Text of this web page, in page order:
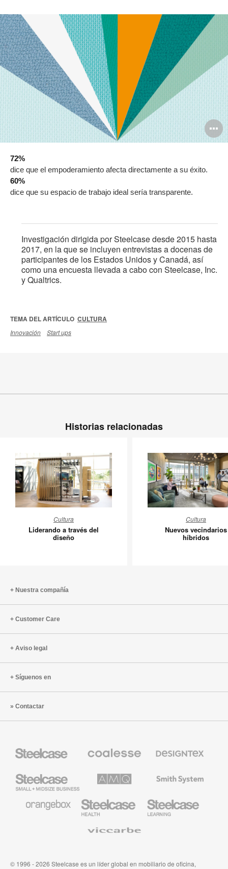
72%
dice que el empoderamiento afecta directamente a su éxito.
60%
dice que su espacio de trabajo ideal sería transparente.
Investigación dirigida por Steelcase desde 2015 hasta
2017, en la que se incluyen entrevistas a docenas de
participantes de los Estados Unidos y Canadá, así
como una encuesta llevada a cabo con Steelcase, Inc.
y Qualtrics.
TEMA DEL ARTÍCULO CULTURA
Innovación Start ups
Historias relacionadas
a
través
Cultura
Liderando a través del
diseño
híbridos
Cultura
Nuevos vecindarios
híbridos
Nuestra compañía
Customer Care
Aviso legal
Síguenos en
Contactar
Steelcase
Premium
Small
Business
Solutions
para
Industria
de
para
Educación
© 1996 - 2026 Steelcase es un líder global en mobiliario de oficina,